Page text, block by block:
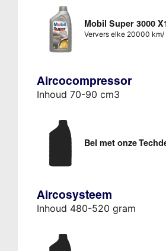
Mobil Super 3000
Ververs elke 20000 km/
Aircocompressor
Inhoud 70-90 cm3
Bel met onze
Aircosysteem
Inhoud 480-520 gram